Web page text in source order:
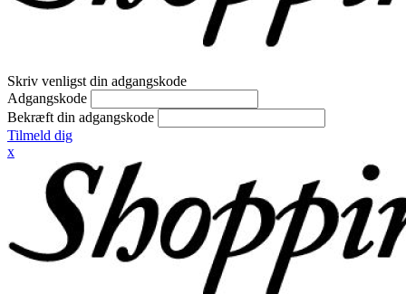
Skriv venligst din adgangskode
Adgangskode
Bekræft din adgangskode
Tilmeld dig
x